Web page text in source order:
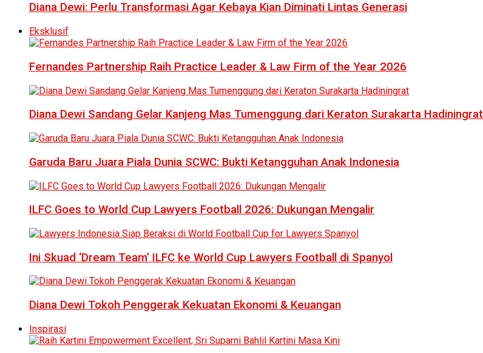
Diana Dewi: Perlu Transformasi Agar Kebaya Kian Diminati Lintas Generasi
Eksklusif
Fernandes Partnership Raih Practice Leader & Law Firm of the Year 2026
Diana Dewi Sandang Gelar Kanjeng Mas Tumenggung dari Keraton Surakarta Hadiningrat
Garuda Baru Juara Piala Dunia SCWC: Bukti Ketangguhan Anak Indonesia
ILFC Goes to World Cup Lawyers Football 2026: Dukungan Mengalir
Ini Skuad ‘Dream Team’ ILFC ke World Cup Lawyers Football di Spanyol
Diana Dewi Tokoh Penggerak Kekuatan Ekonomi & Keuangan
Inspirasi